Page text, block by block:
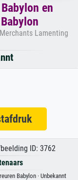
en
Lamenting
ID: 3762
Babylon · Unbekannt